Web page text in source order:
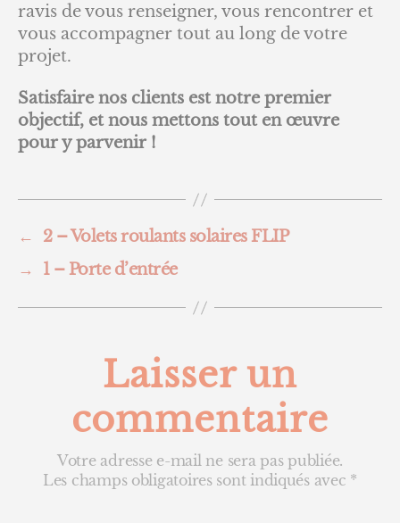
ravis de vous renseigner, vous rencontrer et
vous accompagner tout au long de votre
projet.
Satisfaire nos clients est notre premier
objectif, et nous mettons tout en œuvre
pour y parvenir !
←
2 – Volets roulants solaires FLIP
→
1 – Porte d’entrée
Laisser un
commentaire
Votre adresse e-mail ne sera pas publiée.
Les champs obligatoires sont indiqués avec *